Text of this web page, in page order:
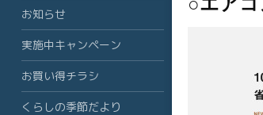
お知らせ
実施中キャンペーン
お買い得チラシ
くらしの季節だより